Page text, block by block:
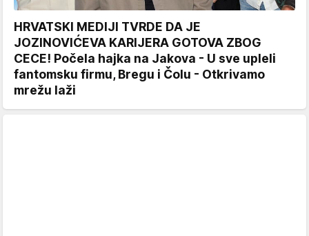
HRVATSKI MEDIJI TVRDE DA JE
JOZINOVIĆEVA KARIJERA GOTOVA ZBOG
CECE! Počela hajka na Jakova - U sve upleli
fantomsku firmu, Bregu i Čolu - Otkrivamo
mrežu laži